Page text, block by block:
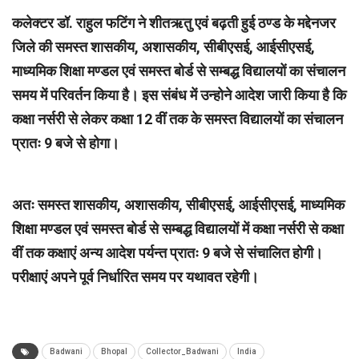
कलेक्टर डॉ. राहुल फटिंग ने शीतऋतु एवं बढ़ती हुई ठण्ड के मद्देनजर
जिले की समस्त शासकीय, अशासकीय, सीबीएसई, आईसीएसई,
माध्यमिक शिक्षा मण्डल एवं समस्त बोर्ड से सम्बद्ध विद्यालयों का संचालन
समय में परिवर्तन किया है। इस संबंध में उन्होने आदेश जारी किया है कि
कक्षा नर्सरी से लेकर कक्षा 12 वीं तक के समस्त विद्यालयों का संचालन
प्रातः 9 बजे से होगा।
अतः समस्त शासकीय, अशासकीय, सीबीएसई, आईसीएसई, माध्यमिक
शिक्षा मण्डल एवं समस्त बोर्ड से सम्बद्ध विद्यालयों में कक्षा नर्सरी से कक्षा
वीं तक कक्षाएं अन्य आदेश पर्यन्त प्रातः 9 बजे से संचालित होगी।
परीक्षाएं अपने पूर्व निर्धारित समय पर यथावत रहेगी।
Badwani Bhopal Collector_Badwani India